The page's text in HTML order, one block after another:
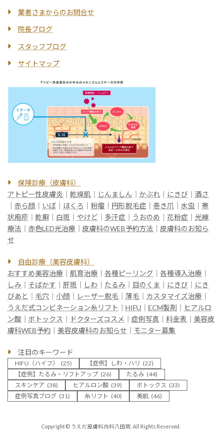
業者さまからのお問合せ
院長ブログ
スタッフブログ
サイトマップ
保険診療（皮膚科）
アトピー性皮膚炎
乾燥肌 じんましん かぶれ にきび
酒さ
赤ら顔 いぼ ほくろ 粉瘤 円形脱毛症 巻き爪 水虫
帯
状疱疹
乾癬 白斑 やけど 多汗症 うおのめ 花粉症
光線
療法
赤色LED光治療 皮膚科のWEB予約方法
皮膚科のお知ら
せ
自由診療（美容皮膚科）
おすすめ美容治療
肌育治療 各種ピーリング 各種導入治療
しみ
そばかす 肝斑 しわ たるみ 目のくま にきび
にき
びあと
毛穴 小顔 レーザー脱毛 薄毛 カスタマイズ治療
うえだ式コンビネーション糸リフト
HIFU ECM製剤
ヒアルロ
ン酸
ボトックス ドクターズコスメ 症例写真 料金表
美容皮
膚科WEB予約
美容皮膚科のお知らせ モニター募集
注目のキーワード
HIFU（ハイフ） (25) 【症例】しわ・ハリ (22)
【症例】たるみ・リフトアップ (26) たるみ (44)
スキンケア (38) ヒアルロン酸 (39) ボトックス (33)
症例写真ブログ (31) 糸リフト (40) 美肌 (46)
Copyright © うえだ皮膚科内科八田院. All Rights Reserved.